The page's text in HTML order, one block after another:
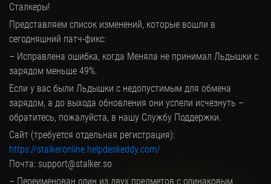
Сталкеры!
Представляем список изменений, которые вошли в
сегодняшний патч-фикс:
– Исправлена ошибка, когда Меняла не принимал Льдышки с
зарядом меньше 49%.
Если у вас были Льдышки с недопустимым для обмена
зарядом, а до выхода обновления они успели исчезнуть –
обратитесь, пожалуйста, в нашу Службу Поддержки.
Сайт (требуется отдельная регистрация):
https://stalkeronline.helpdeskeddy.com/
Почта: support@stalker.so
– Переименован один из двух предметов с одинаковым